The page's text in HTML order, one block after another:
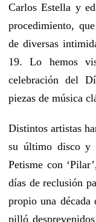
Carlos Estella y
procedimiento,
de diversas
19. Lo hemos
celebración del
piezas de música
Distintos artistas
su último disco y
Petisme con
días de reclusión
propio una década
pilló